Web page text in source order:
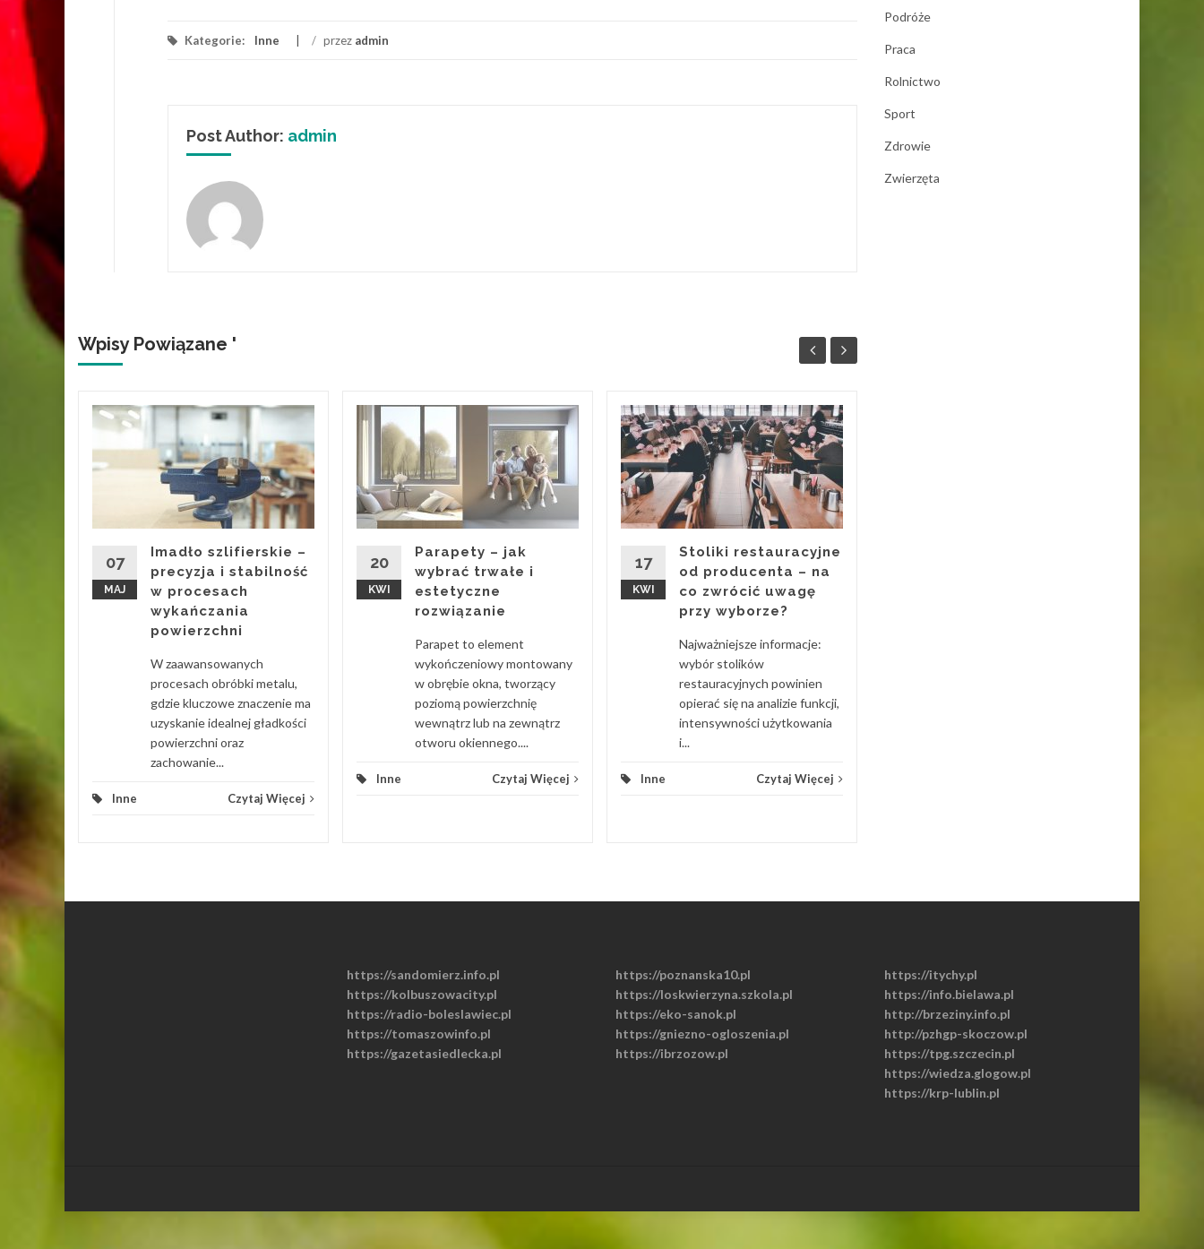
Kategorie: Inne / przez admin
Post Author: admin
Wpisy Powiązane '
07
MAJ
Imadło szlifierskie –
precyzja i stabilność
w procesach
wykańczania
powierzchni
W zaawansowanych
procesach obróbki metalu,
gdzie kluczowe znaczenie ma
uzyskanie idealnej gładkości
powierzchni oraz
zachowanie...
Inne Czytaj Więcej
20
KWI
Parapety – jak
wybrać trwałe i
estetyczne
rozwiązanie
Parapet to element
wykończeniowy montowany
w obrębie okna, tworzący
poziomą powierzchnię
wewnątrz lub na zewnątrz
otworu okiennego....
Inne Czytaj Więcej
17
KWI
Stoliki restauracyjne
od producenta – na
co zwrócić uwagę
przy wyborze?
Najważniejsze informacje:
wybór stolików
restauracyjnych powinien
opierać się na analizie funkcji,
intensywności użytkowania
i...
Inne Czytaj Więcej
Podróże
Praca
Rolnictwo
Sport
Zdrowie
Zwierzęta
https://sandomierz.info.pl
https://kolbuszowacity.pl
https://radio-boleslawiec.pl
https://tomaszowinfo.pl
https://gazetasiedlecka.pl
https://poznanska10.pl
https://loskwierzyna.szkola.pl
https://eko-sanok.pl
https://gniezno-ogloszenia.pl
https://ibrzozow.pl
https://itychy.pl
https://info.bielawa.pl
http://brzeziny.info.pl
http://pzhgp-skoczow.pl
https://tpg.szczecin.pl
https://wiedza.glogow.pl
https://krp-lublin.pl